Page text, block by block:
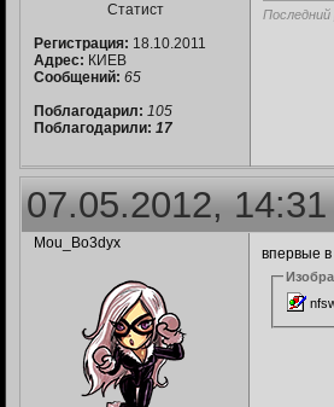
Статист
Регистрация: 18.10.2011
Адрес: КИЕВ
Сообщений: 65
Поблагодарил: 105
Поблагодарили: 17
Последний
07.05.2012, 14:31
Mou_Bo3dyx
впервые